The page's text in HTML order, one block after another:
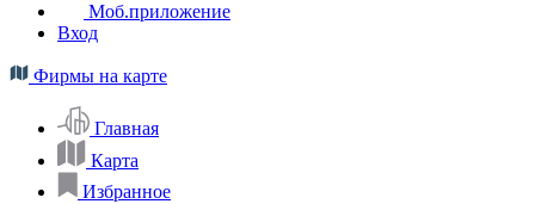
Моб.приложение
Вход
Фирмы на карте
Главная
Карта
Избранное